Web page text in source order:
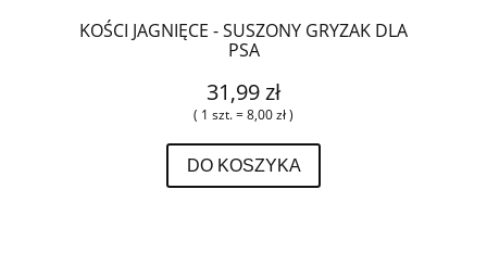
KOŚCI JAGNIĘCE - SUSZONY GRYZAK DLA
PSA
31,99 zł
( 1 szt. = 8,00 zł )
DO KOSZYKA